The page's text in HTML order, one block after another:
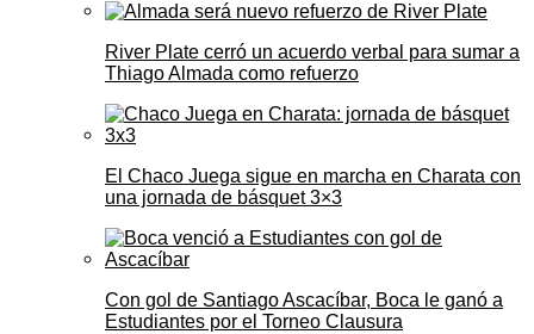
River Plate cerró un acuerdo verbal para sumar a
Thiago Almada como refuerzo
El Chaco Juega sigue en marcha en Charata con
una jornada de básquet 3×3
Con gol de Santiago Ascacíbar, Boca le ganó a
Estudiantes por el Torneo Clausura